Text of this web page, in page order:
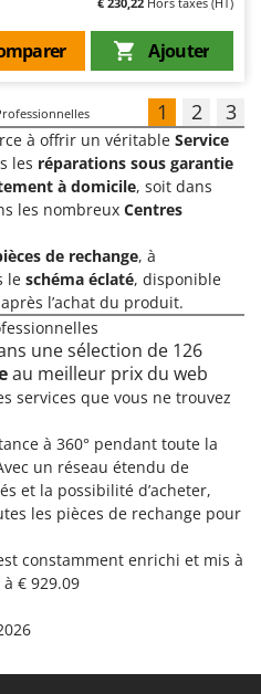
Ajouter
1 2 3
à offrir un véritable Service
les réparations sous garantie
à domicile, soit dans
les nombreux Centres
de rechange, à
le schéma éclaté, disponible
l’achat du produit.
une sélection de 126
au meilleur prix du web
services que vous ne trouvez
à 360° pendant toute la
un réseau étendu de
et la possibilité d’acheter,
les pièces de rechange pour
constamment enrichi et mis à
€ 929.09